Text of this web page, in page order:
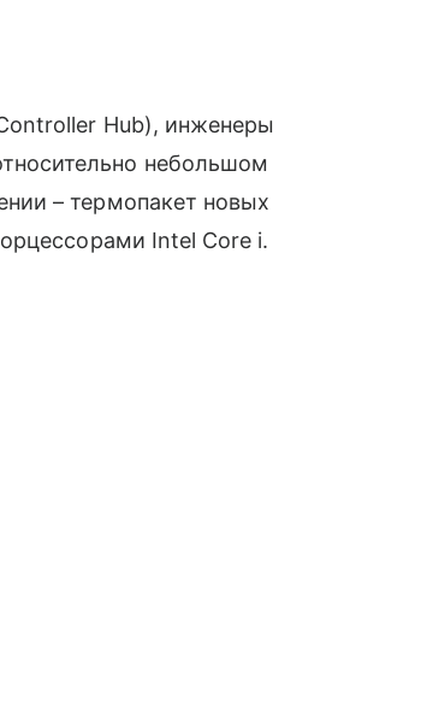
Hub), инженеры
небольшом
– термопакет новых
Intel Core i.